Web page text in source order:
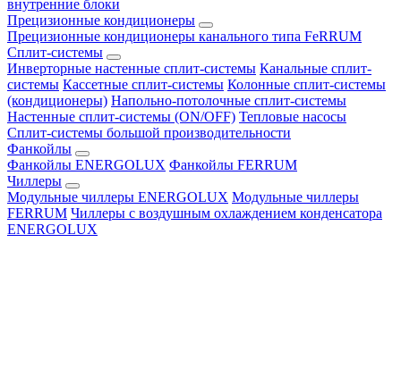
внутренние блоки
Прецизионные кондиционеры
Прецизионные кондиционеры канального типа FeRRUM
Сплит-системы
Инверторные настенные сплит-системы Канальные сплит-
системы Кассетные сплит-системы Колонные сплит-системы
(кондиционеры) Напольно-потолочные сплит-системы
Настенные сплит-системы (ON/OFF) Тепловые насосы
Сплит-системы большой производительности
Фанкойлы
Фанкойлы ENERGOLUX Фанкойлы FERRUM
Чиллеры
Модульные чиллеры ENERGOLUX Модульные чиллеры
FERRUM Чиллеры с воздушным охлаждением конденсатора
ENERGOLUX